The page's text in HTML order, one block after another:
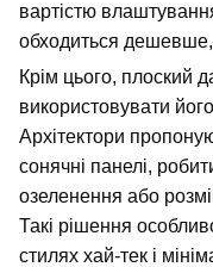
вартістю
обходиться дешевше,
Крім цього, плоский
використовувати
Архітектори
сонячні панелі,
озеленення або
Такі рішення
стилях хай-тек і